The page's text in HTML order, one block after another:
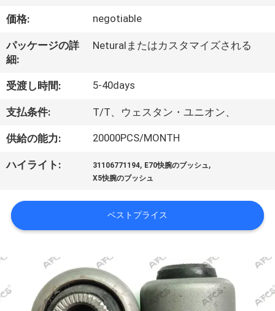
私
た
つ
い
て
工
見
学
価格: negotiable
パッケージの詳
細:
Neturalまたはカスタマイズされる
受渡し時間: 5-40days
支払条件: T/T、ウェスタン・ユニオン、
供給の能力: 20000PCS/MONTH
ハイライト: 31106771194, E70快腕のブッシュ,
X5快腕のブッシュ
ベストプライス